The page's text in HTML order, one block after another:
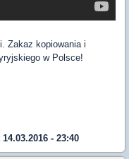
Zakaz kopiowania i
w Polsce!
- 23:40